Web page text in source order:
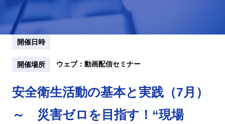
開催日時
開催場所 ウェブ：動画配信セミナー
安全衛生活動の基本と実践（7月）
～ 災害ゼロを目指す！“現場